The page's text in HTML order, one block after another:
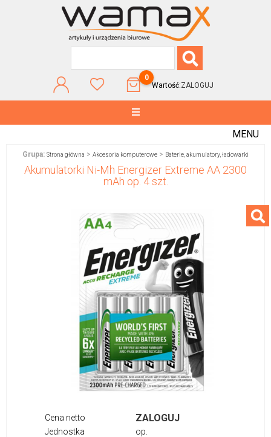
0
Wartość:ZALOGUJ
MENU
Grupa: Strona główna > Akcesoria komputerowe > Baterie, akumulatory, ładowarki
Akumulatorki Ni-Mh Energizer Extreme AA 2300
mAh op. 4 szt.
Cena netto ZALOGUJ
Jednostka
op.